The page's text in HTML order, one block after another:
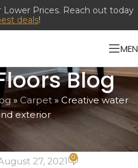
Blog
» Carpet» Creative water
exterior
and exterior
27, 2021 0